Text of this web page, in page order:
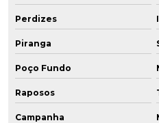
Perdizes
Piranga
Poço Fundo
Raposos
Campanha